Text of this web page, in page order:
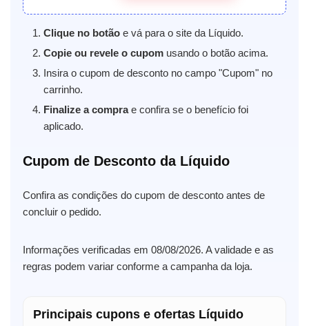
Clique no botão e vá para o site da Líquido.
Copie ou revele o cupom usando o botão acima.
Insira o cupom de desconto no campo "Cupom" no
carrinho.
Finalize a comprae confira se o benefício foi
aplicado.
Cupom de Desconto da Líquido
Confira as condições do cupom de desconto antes de
concluir o pedido.
Informações verificadas em 08/08/2026. A validade e as
regras podem variar conforme a campanha da loja.
Principais cupons e ofertas Líquido